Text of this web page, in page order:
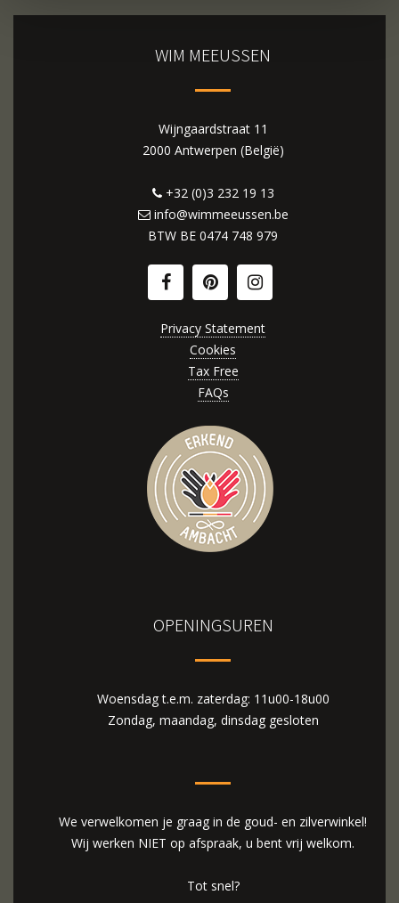
WIM MEEUSSEN
Wijngaardstraat 11
2000 Antwerpen (België)
+32 (0)3 232 19 13
info@wimmeeussen.be
BTW BE 0474 748 979
Privacy Statement
Cookies
Tax Free
FAQs
OPENINGSUREN
Woensdag t.e.m. zaterdag: 11u00-18u00
Zondag, maandag, dinsdag gesloten
We verwelkomen je graag in de goud- en zilverwinkel!
Wij werken NIET op afspraak, u bent vrij welkom.
Tot snel?